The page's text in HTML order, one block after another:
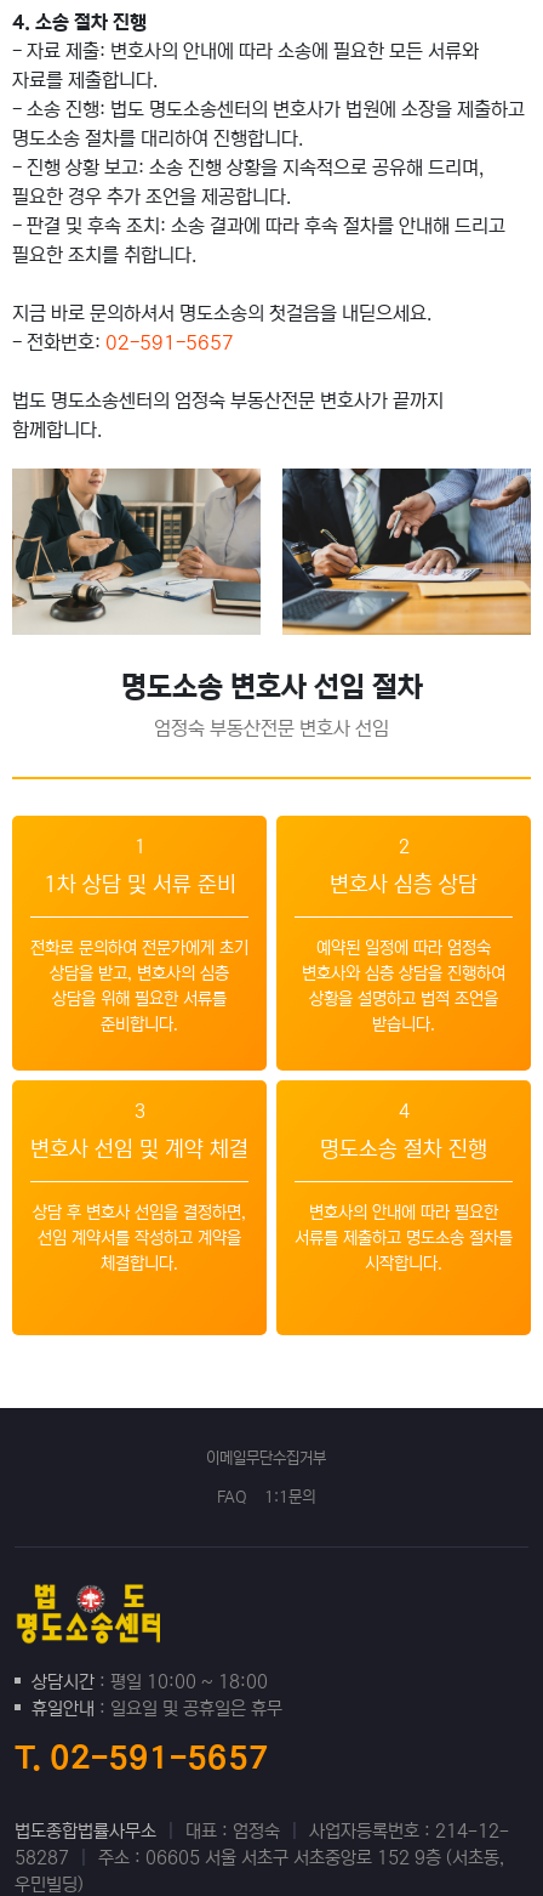
4. 소송 절차 진행
- 자료 제출: 변호사의 안내에 따라 소송에 필요한 모든 서류와
자료를 제출합니다.
- 소송 진행: 법도 명도소송센터의 변호사가 법원에 소장을 제출하고
명도소송 절차를 대리하여 진행합니다.
- 진행 상황 보고: 소송 진행 상황을 지속적으로 공유해 드리며,
필요한 경우 추가 조언을 제공합니다.
- 판결 및 후속 조치: 소송 결과에 따라 후속 절차를 안내해 드리고
필요한 조치를 취합니다.
지금 바로 문의하셔서 명도소송의 첫걸음을 내딛으세요.
- 전화번호: 02-591-5657
법도 명도소송센터의 엄정숙 부동산전문 변호사가 끝까지
함께합니다.
명도소송 변호사 선임 절차
엄정숙 부동산전문 변호사 선임
1
1차 상담 및 서류 준비
전화로 문의하여 전문가에게 초기
상담을 받고, 변호사의 심층
상담을 위해 필요한 서류를
준비합니다.
2
변호사 심층 상담
예약된 일정에 따라 엄정숙
변호사와 심층 상담을 진행하여
상황을 설명하고 법적 조언을
받습니다.
3
변호사 선임 및 계약 체결
상담 후 변호사 선임을 결정하면,
선임 계약서를 작성하고 계약을
체결합니다.
4
명도소송 절차 진행
변호사의 안내에 따라 필요한
서류를 제출하고 명도소송 절차를
시작합니다.
이메일무단수집거부
FAQ 1:1문의
상담시간 : 평일 10:00 ~ 18:00
휴일안내 : 일요일 및 공휴일은 휴무
T. 02-591-5657
법도종합법률사무소 대표 : 엄정숙
사업자등록번호 : 214-12-
58287
주소 : 06605 서울 서초구 서초중앙로 152 9층 (서초동,
우민빌딩)